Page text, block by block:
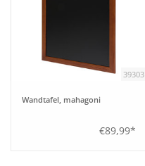
39303
Wandtafel, mahagoni
€89,99*